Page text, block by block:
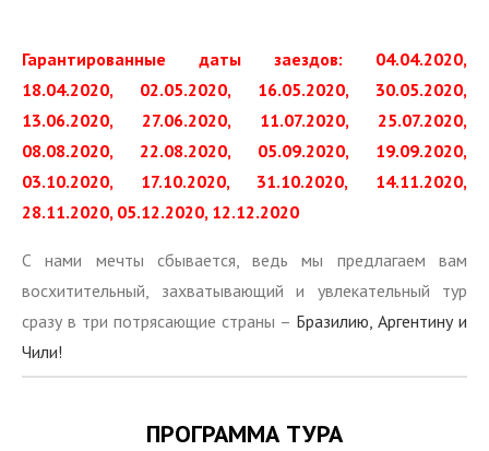
Гарантированные даты заездов: 04.04.2020,
18.04.2020, 02.05.2020, 16.05.2020, 30.05.2020,
13.06.2020, 27.06.2020, 11.07.2020, 25.07.2020,
08.08.2020, 22.08.2020, 05.09.2020, 19.09.2020,
03.10.2020, 17.10.2020, 31.10.2020, 14.11.2020,
28.11.2020, 05.12.2020, 12.12.2020
С нами мечты сбывается, ведь мы предлагаем вам
восхитительный, захватывающий и увлекательный тур
сразу в три потрясающие страны – Бразилию, Аргентину и
Чили!
ПРОГРАММА ТУРА